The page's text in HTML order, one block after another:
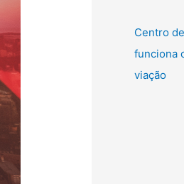
Centro
funciona
viação